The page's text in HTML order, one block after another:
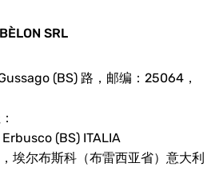
SRL
(BS) 路，邮编：25064，
(BS) ITALIA
埃尔布斯科（布雷西亚省）意大利